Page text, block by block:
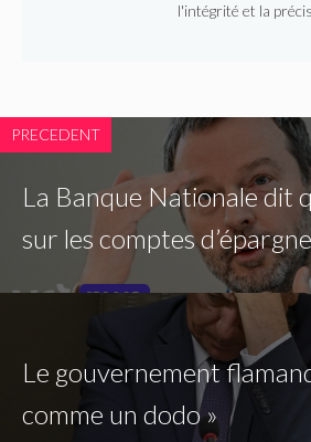
l'intégrité et la
PRECEDENT
La Banque Nationale dit
sur les comptes
Le gouvernement
comme un dodo »